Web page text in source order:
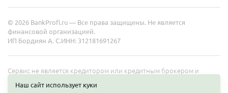
© 2026 BankProfi.ru — Все права защищены. Не является
финансовой организацией.
ИП Бордиян А. С.ИНН: 312181691267
Сервис не является кредитором или кредитным брокером и
на сайте не является публичной офертой. Полные условия услуг
Наш сайт использует куки